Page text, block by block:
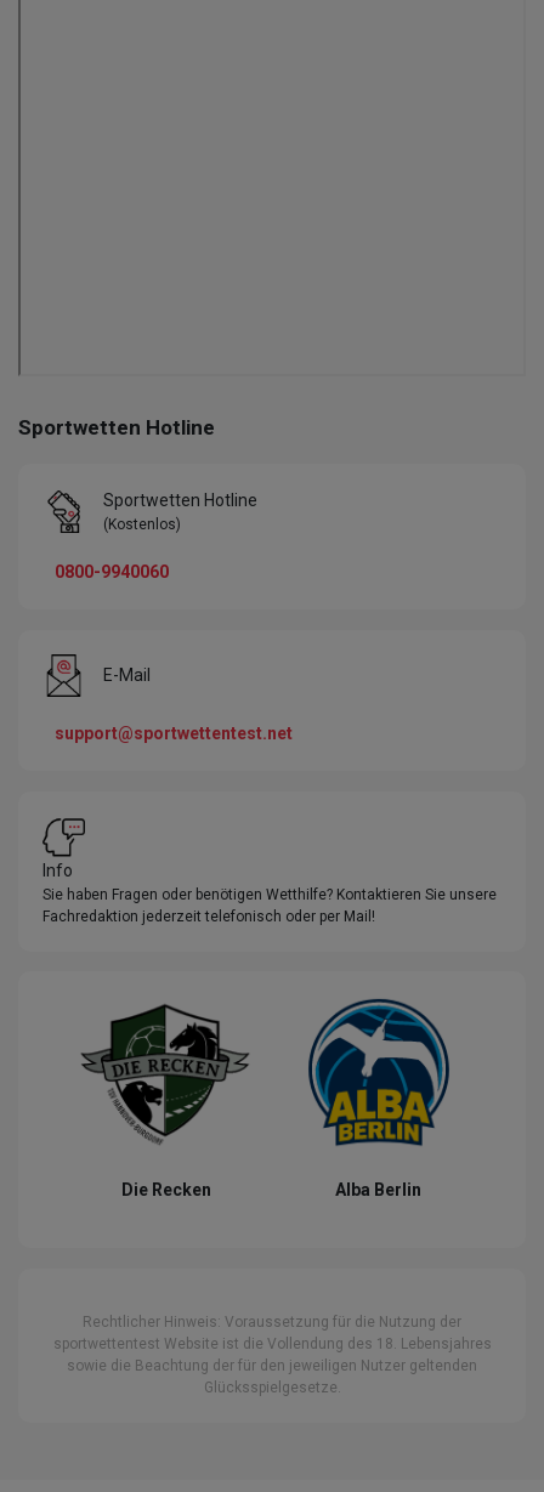
Sportwetten Hotline
Sportwetten Hotline
(Kostenlos)
0800-9940060
E-Mail
support@sportwettentest.net
Info
Sie haben Fragen oder benötigen Wetthilfe? Kontaktieren Sie unsere
Fachredaktion jederzeit telefonisch oder per Mail!
Die Recken Alba Berlin
Rechtlicher Hinweis: Voraussetzung für die Nutzung der
sportwettentest Website ist die Vollendung des 18. Lebensjahres
sowie die Beachtung der für den jeweiligen Nutzer geltenden
Glücksspielgesetze.